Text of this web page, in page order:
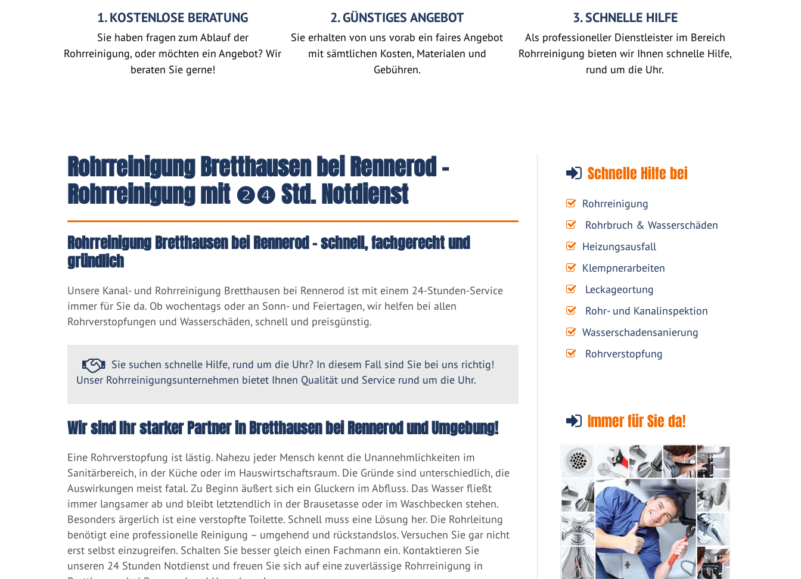
1. KOSTENLOSE BERATUNG
Sie haben fragen zum Ablauf der
Rohrreinigung, oder möchten ein Angebot? Wir
beraten Sie gerne!
2. GÜNSTIGES ANGEBOT
Sie erhalten von uns vorab ein faires Angebot
mit sämtlichen Kosten, Materialen und
Gebühren.
3. SCHNELLE HILFE
Als professioneller Dienstleister im Bereich
Rohrreinigung bieten wir Ihnen schnelle Hilfe,
rund um die Uhr.
Schnelle Hilfe bei
Rohrreinigung
Rohrbruch & Wasserschäden
Heizungsausfall
Klempnerarbeiten
Leckageortung
Rohr- und Kanalinspektion
Wasserschadensanierung
Rohrverstopfung
Immer für Sie da!
Rohrreinigung Bretthausen bei Rennerod -
Rohrreinigung mit ❷❹ Std. Notdienst
Rohrreinigung Bretthausen bei Rennerod – schnell, fachgerecht und
gründlich
Unsere Kanal- und Rohrreinigung Bretthausen bei Rennerod ist mit einem 24-Stunden-Service
immer für Sie da. Ob wochentags oder an Sonn- und Feiertagen, wir helfen bei allen
Rohrverstopfungen und Wasserschäden, schnell und preisgünstig.
Sie suchen schnelle Hilfe, rund um die Uhr? In diesem Fall sind Sie bei uns richtig!
Unser Rohrreinigungsunternehmen bietet Ihnen Qualität und Service rund um die Uhr.
Wir sind Ihr starker Partner in Bretthausen bei Rennerod und Umgebung!
Eine Rohrverstopfung ist lästig. Nahezu jeder Mensch kennt die Unannehmlichkeiten im
Sanitärbereich, in der Küche oder im Hauswirtschaftsraum. Die Gründe sind unterschiedlich, die
Auswirkungen meist fatal. Zu Beginn äußert sich ein Gluckern im Abfluss. Das Wasser fließt
immer langsamer ab und bleibt letztendlich in der Brausetasse oder im Waschbecken stehen.
Besonders ärgerlich ist eine verstopfte Toilette. Schnell muss eine Lösung her. Die Rohrleitung
benötigt eine professionelle Reinigung – umgehend und rückstandslos. Versuchen Sie gar nicht
erst selbst einzugreifen. Schalten Sie besser gleich einen Fachmann ein. Kontaktieren Sie
unseren 24 Stunden Notdienst und freuen Sie sich auf eine zuverlässige Rohrreinigung in